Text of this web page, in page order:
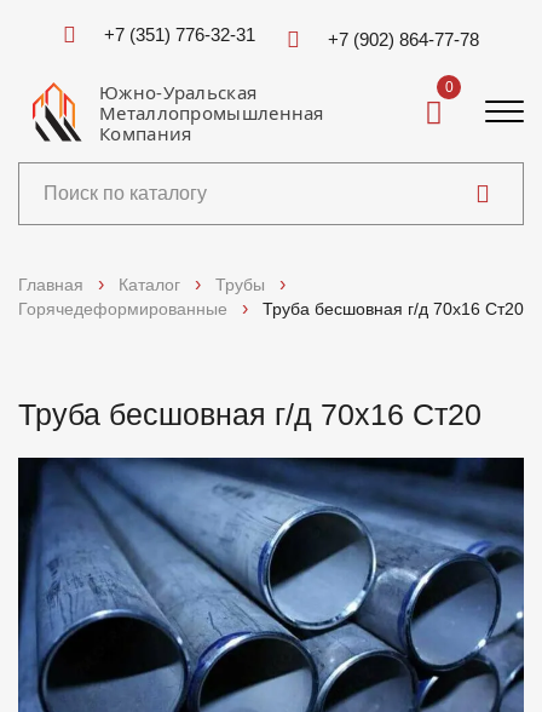
+7 (351) 776-32-31 +7 (902) 864-77-78
Южно-Уральская
Металлопромышленная
Компания
0
О компании
Отзывы
Контакты
Главная Каталог
Трубы
Горячедеформированные
Труба бесшовная г/д 70х16 Ст20
Труба бесшовная г/д 70х16 Ст20